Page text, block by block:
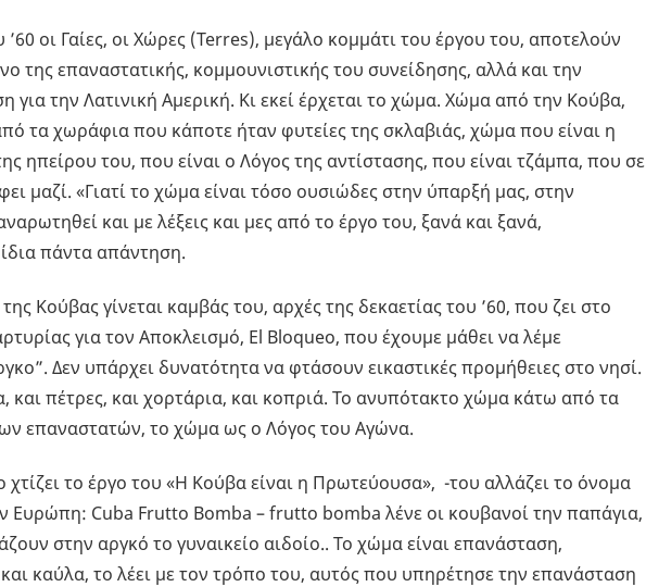
οι Γαίες, οι Χώρες (Terres), μεγάλο κομμάτι του έργου του, αποτελούν
της επαναστατικής, κομμουνιστικής του συνείδησης, αλλά και την
για την Λατινική Αμερική. Κι εκεί έρχεται το χώμα. Χώμα από την Κούβα,
τα χωράφια που κάποτε ήταν φυτείες της σκλαβιάς, χώμα που είναι η
ηπείρου του, που είναι ο Λόγος της αντίστασης, που είναι τζάμπα, που σε
μαζί. «Γιατί το χώμα είναι τόσο ουσιώδες στην ύπαρξή μας, στην
και με λέξεις και μες από το έργο του, ξανά και ξανά,
πάντα απάντηση.
Κούβας γίνεται καμβάς του, αρχές της δεκαετίας του ’60, που ζει στο
για τoν Αποκλεισμό, El Bloqueo, που έχουμε μάθει να λέμε
Δεν υπάρχει δυνατότητα να φτάσουν εικαστικές προμήθειες στο νησί.
πέτρες, και χορτάρια, και κοπριά. Το ανυπότακτο χώμα κάτω από τα
επαναστατών, το χώμα ως ο Λόγος του Αγώνα.
το έργο του «Η Κούβα είναι η Πρωτεύουσα», -του αλλάζει το όνομα
Ευρώπη: Cuba Frutto Bomba – frutto bomba λένε οι κουβανοί την παπάγια,
στην αργκό το γυναικείο αιδοίο.. Το χώμα είναι επανάσταση,
καύλα, το λέει με τον τρόπο του, αυτός που υπηρέτησε την επανάσταση